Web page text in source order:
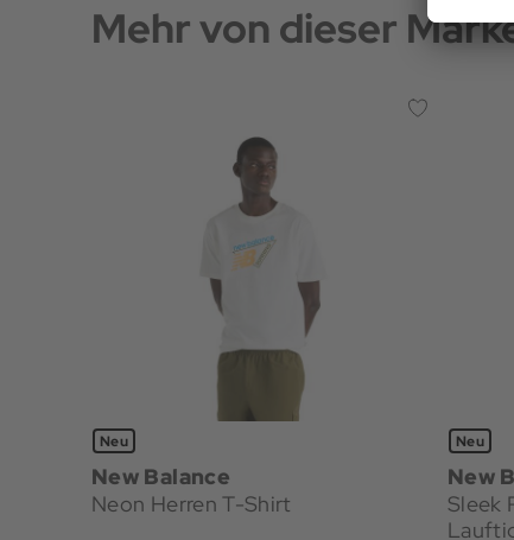
Mehr von dieser
Neu
New Balance
Neon Herren T-Shirt
Neu
New
Sleek